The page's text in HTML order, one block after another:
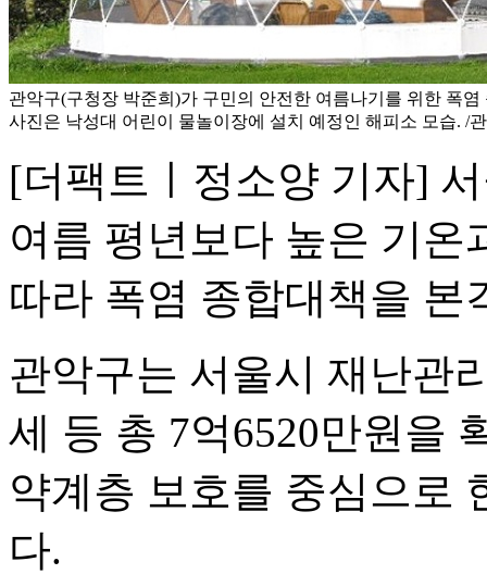
관악구(구청장 박준희)가 구민의 안전한 여름나기를 위한 폭
사진은 낙성대 어린이 물놀이장에 설치 예정인 해피소 모습. /
[더팩트ㅣ정소양 기자]
여름 평년보다 높은 기온
따라 폭염 종합대책을 본
관악구는 서울시 재난관
세 등 총 7억6520만원을
약계층 보호를 중심으로
다.